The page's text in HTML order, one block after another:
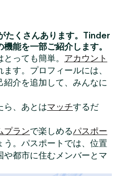
たくさんあります。Tinder
能を一部ご紹介します。
っても簡単。 アカウント
す。プロフィールには、
介を追加して、みんなに
ら、あとはマッチするだ
プランで楽しめるパスポー
う。パスポートでは、位置
都市に住むメンバーとマ